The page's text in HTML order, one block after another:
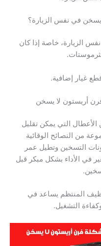
في نفس الزيارة؟
الزيارة، خاصة إذا كان
غيار إضافية.
أريستون لا يسخن
الأعطال التي يمكن تقليل
من النصائح الوقائية
التسخين وتطيل عمر
في الأداء بشكل مبكر قبل
المنتظم يساعد في
التشغيل.